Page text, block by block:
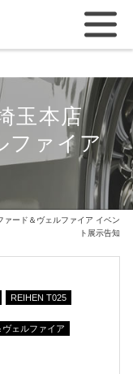
埼玉本店
ファイア
ード＆ヴェルファイア イベン
ト展示告知
REIHEN T025
ェルファイア